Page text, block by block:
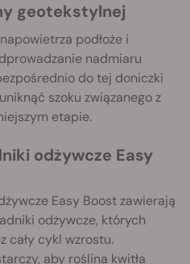
geotekstylnej
podłoże i
nadmiaru
do tej doniczki
szoku związanego z
etapie.
odżywcze Easy
Easy Boost zawierają
odżywcze, których
cały cykl wzrostu.
aby roślina kwitła